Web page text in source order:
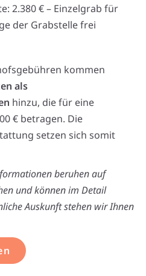
2.380 € – Einzelgrab für
der Grabstelle frei
kommen
als
hinzu, die für eine
€ betragen. Die
setzen sich somit
beruhen auf
und können im Detail
Auskunft stehen wir Ihnen